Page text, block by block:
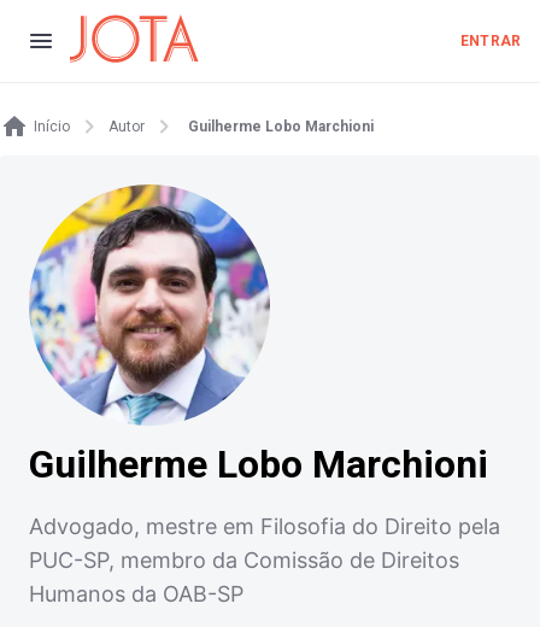
ENTRAR
Início Autor Guilherme Lobo Marchioni
Guilherme Lobo Marchioni
Advogado, mestre em Filosofia do Direito pela
PUC-SP, membro da Comissão de Direitos
Humanos da OAB-SP